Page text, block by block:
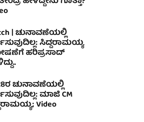
| ಚುನಾವಣೆಯಲ್ಲಿ
ಸಿದ್ದರಾಮಯ್ಯ
ಹರಿಪ್ರಸಾದ್
ಚುನಾವಣೆಯಲ್ಲಿ
ಮಾಜಿ CM
Video